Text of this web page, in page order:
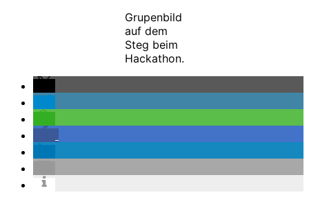
Grupenbild
auf dem
Steg beim
Hackathon.